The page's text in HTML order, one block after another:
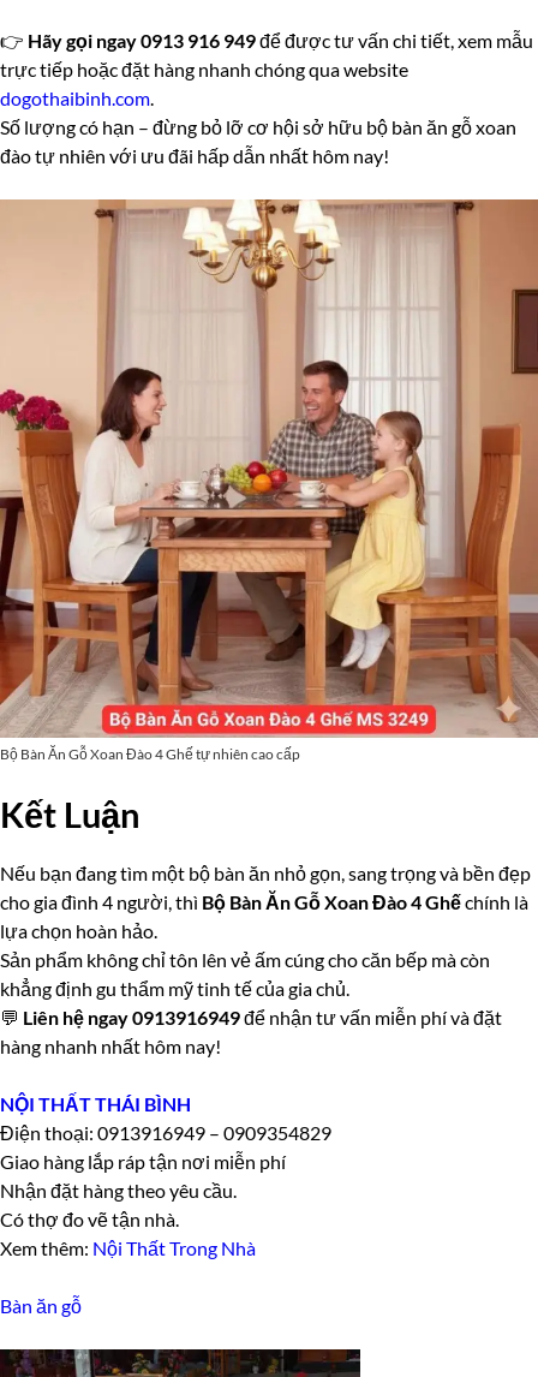
👉 Hãy gọi ngay 0913 916 949để được tư vấn chi tiết, xem mẫu
trực tiếp hoặc đặt hàng nhanh chóng qua website
dogothaibinh.com.
Số lượng có hạn – đừng bỏ lỡ cơ hội sở hữu bộ bàn ăn gỗ xoan
đào tự nhiên với ưu đãi hấp dẫn nhất hôm nay!
Bộ Bàn Ăn Gỗ Xoan Đào 4 Ghế tự nhiên cao cấp
Kết Luận
Nếu bạn đang tìm một bộ bàn ăn nhỏ gọn, sang trọng và bền đẹp
cho gia đình 4 người, thì Bộ Bàn Ăn Gỗ Xoan Đào 4 Ghếchính là
lựa chọn hoàn hảo.
Sản phẩm không chỉ tôn lên vẻ ấm cúng cho căn bếp mà còn
khẳng định gu thẩm mỹ tinh tế của gia chủ.
💬 Liên hệ ngay 0913916949để nhận tư vấn miễn phí và đặt
hàng nhanh nhất hôm nay!
NỘI THẤT THÁI BÌNH
Điện thoại: 0913916949 – 0909354829
Giao hàng lắp ráp tận nơi miễn phí
Nhận đặt hàng theo yêu cầu.
Có thợ đo vẽ tận nhà.
Xem thêm: Nội Thất Trong Nhà
Bàn ăn gỗ